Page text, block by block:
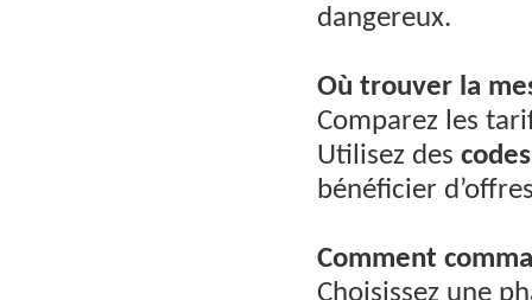
dangereux.
Où trouver la
Comparez les
Utilisez des
bénéficier
Comment
Choisissez une